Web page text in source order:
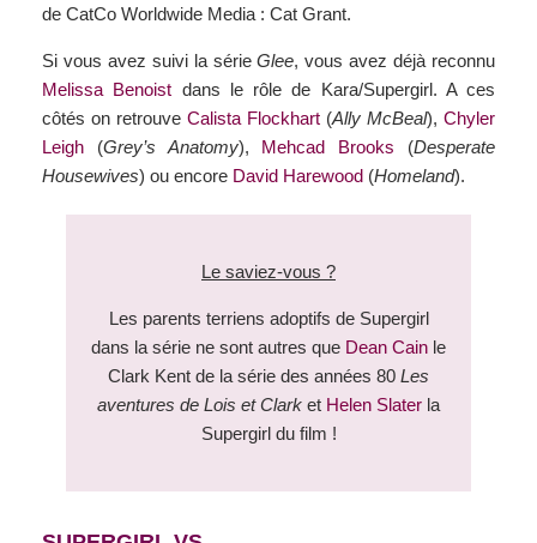
de CatCo Worldwide Media : Cat Grant.
Si vous avez suivi la sérieGlee, vous avez déjà reconnu
Melissa Benoist dans le rôle de Kara/Supergirl. A ces
côtés on retrouve Calista Flockhart (Ally McBeal), Chyler
Leigh (Grey’s Anatomy), Mehcad Brooks (Desperate
Housewives) ou encore David Harewood (Homeland).
Le saviez-vous ?
Les parents terriens adoptifs de Supergirl
dans la série ne sont autres que Dean Cain le
Clark Kent de la série des années 80 Les
aventures de Lois et Clark et Helen Slater la
Supergirl du film !